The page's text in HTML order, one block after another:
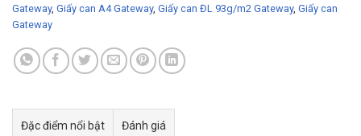
Gateway, Giấy can A4 Gateway, Giấy can ĐL 93g/m2 Gateway, Giấy can
Gateway
Đặc điểm nổi bật Đánh giá